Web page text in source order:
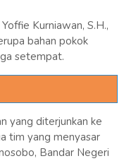
Kurniawan, S.H.,
bahan pokok
setempat.
yang diterjunkan ke
tim yang menyasar
Bandar Negeri